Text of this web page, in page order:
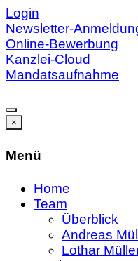
Login
Newsletter-
Online-Bewerbung
Kanzlei-Cloud
Mandatsaufnahme
×
Menü
Home
Team
Überblick
Andreas
Lothar